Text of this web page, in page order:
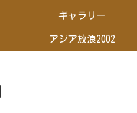
ギャラリー
アジア放浪2002